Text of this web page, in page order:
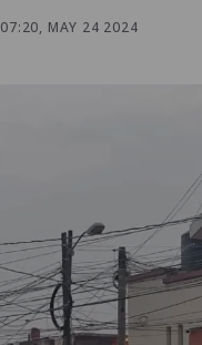
07:20, MAY 24 2024